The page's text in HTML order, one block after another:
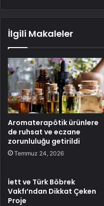
İlgili Makaleler
Aromaterapötik ürünlere
de ruhsat ve eczane
zorunluluğu getirildi
Temmuz 24, 2026
İett ve Türk Böbrek
Vakfı’ndan Dikkat Çeken
Proje